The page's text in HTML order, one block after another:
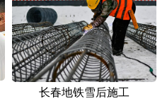
湖北 湖南
海南 重庆
云南 西藏
长春地铁雪后施工